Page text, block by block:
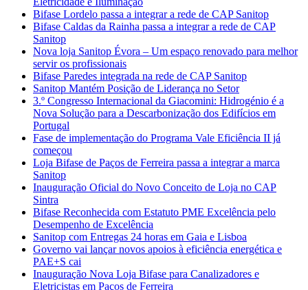
Bifase Lordelo passa a integrar a rede de CAP Sanitop
Bifase Caldas da Rainha passa a integrar a rede de CAP
Sanitop
Nova loja Sanitop Évora – Um espaço renovado para melhor
servir os profissionais
Bifase Paredes integrada na rede de CAP Sanitop
Sanitop Mantém Posição de Liderança no Setor
3.º Congresso Internacional da Giacomini: Hidrogénio é a
Nova Solução para a Descarbonização dos Edifícios em
Portugal
Fase de implementação do Programa Vale Eficiência II já
começou
Loja Bifase de Paços de Ferreira passa a integrar a marca
Sanitop
Inauguração Oficial do Novo Conceito de Loja no CAP
Sintra
Bifase Reconhecida com Estatuto PME Excelência pelo
Desempenho de Excelência
Sanitop com Entregas 24 horas em Gaia e Lisboa
Governo vai lançar novos apoios à eficiência energética e
PAE+S cai
Inauguração Nova Loja Bifase para Canalizadores e
Eletricistas em Paços de Ferreira